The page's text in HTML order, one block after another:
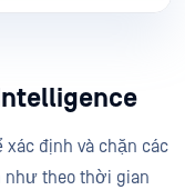
xác định và chặn các
như theo thời gian